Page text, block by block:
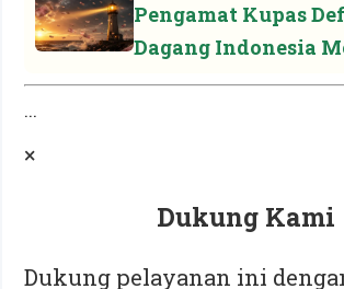
Pengamat Kupas
Dagang Indonesia
...
×
Dukung Kami
Dukung pelayanan ini